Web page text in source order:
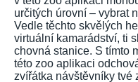
určitých úrovní – vybrat
Vedle těchto skvělých
virtuální kamarádství, ti
chovná stanice. S tímto
této zoo aplikaci
zvířátka návštěvníky tvé